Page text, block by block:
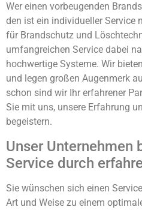
Wer einen vorbeugenden
den ist ein individueller Service
für Brandschutz und
umfangreichen Service dabei
hochwertige Systeme. Wir
und legen großen Augenmerk
schon sind wir Ihr erfahrener
Sie mit uns, unsere Erfahrung
begeistern.
Unser Unternehmen
Service durch
Sie wünschen sich einen
Art und Weise zu einem